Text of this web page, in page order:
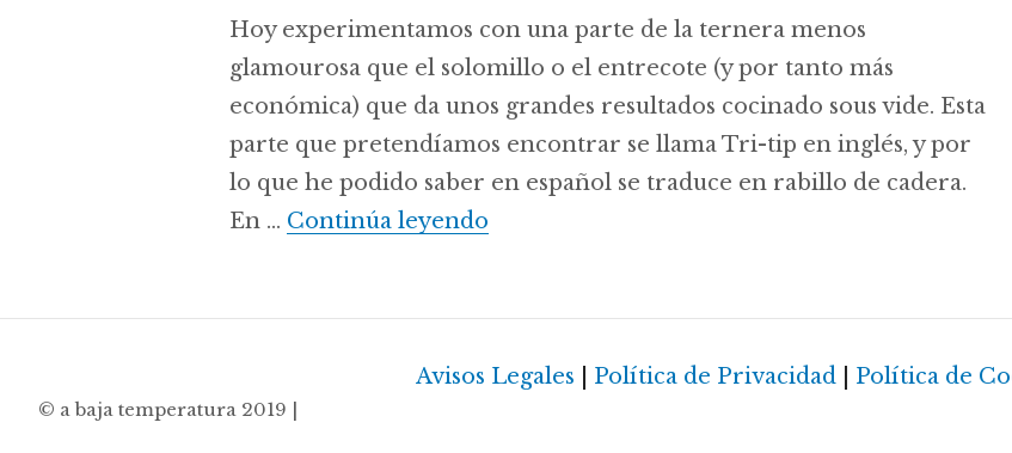
Hoy experimentamos con una parte de la ternera menos
glamourosa que el solomillo o el entrecote (y por tanto más
económica) que da unos grandes resultados cocinado sous vide. Esta
parte que pretendíamos encontrar se llama Tri-tip en inglés, y por
lo que he podido saber en español se traduce en rabillo de cadera.
En … Continúa leyendo
Avisos Legales Política de Privacidad Política de
© a baja temperatura 2019 |